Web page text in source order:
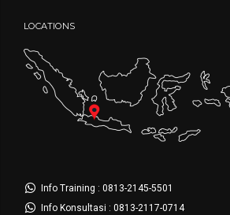
LOCATIONS
Info Training : 0813-2145-5501
Info Konsultasi : 0813-2117-0714